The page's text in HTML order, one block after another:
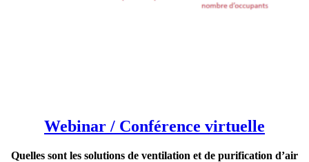
Webinar / Conférence virtuelle
Quelles sont les solutions de ventilation et de purification d’air